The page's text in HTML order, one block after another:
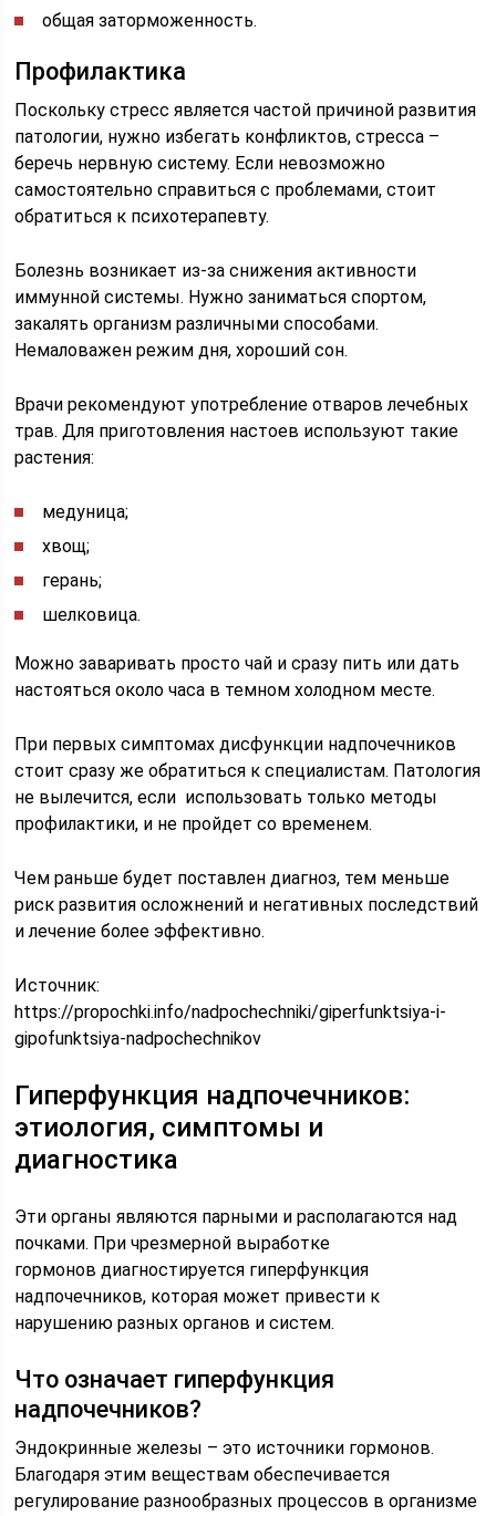
общая заторможенность.
Профилактика
Поскольку стресс является частой причиной развития
патологии, нужно избегать конфликтов, стресса –
беречь нервную систему. Если невозможно
самостоятельно справиться с проблемами, стоит
обратиться к психотерапевту.
Болезнь возникает из-за снижения активности
иммунной системы. Нужно заниматься спортом,
закалять организм различными способами.
Немаловажен режим дня, хороший сон.
Врачи рекомендуют употребление отваров лечебных
трав. Для приготовления настоев используют такие
растения:
медуница;
хвощ;
герань;
шелковица.
Можно заваривать просто чай и сразу пить или дать
настояться около часа в темном холодном месте.
При первых симптомах дисфункции надпочечников
стоит сразу же обратиться к специалистам. Патология
не вылечится, если использовать только методы
профилактики, и не пройдет со временем.
Чем раньше будет поставлен диагноз, тем меньше
риск развития осложнений и негативных последствий
и лечение более эффективно.
Источник:
https://propochki.info/nadpochechniki/giperfunktsiya-i-
gipofunktsiya-nadpochechnikov
Гиперфункция надпочечников:
этиология, симптомы и
диагностика
Эти органы являются парными и располагаются над
почками. При чрезмерной выработке
гормонов диагностируется гиперфункция
надпочечников, которая может привести к
нарушению разных органов и систем.
Что означает гиперфункция
надпочечников?
Эндокринные железы – это источники гормонов.
Благодаря этим веществам обеспечивается
регулирование разнообразных процессов в организме